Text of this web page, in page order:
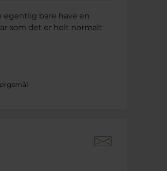
egentlig bare have en
som det er helt normalt